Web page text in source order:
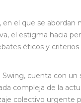
en el que se
el estigma hacia
éticos y
cuenta con
compleja de la
colectivo urgente